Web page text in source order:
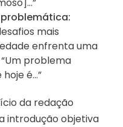
mais
enfrenta uma
problema
é…”
da redação
introdução objetiva